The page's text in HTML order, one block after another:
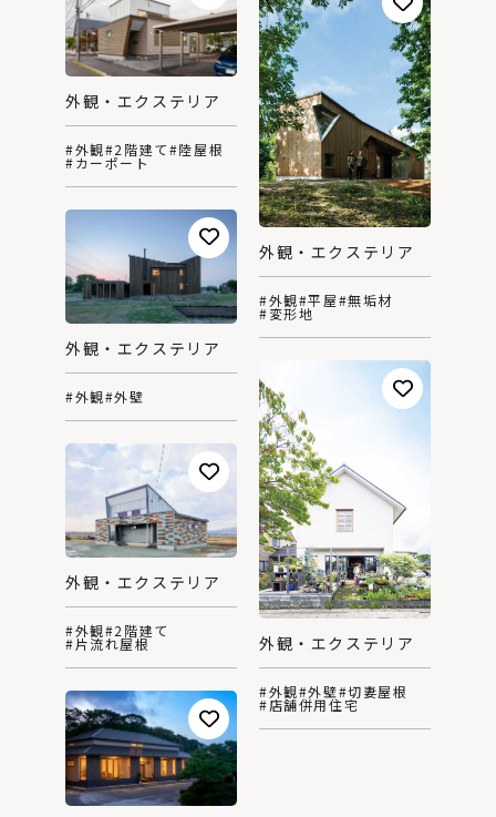
外観・エクステリア
#外観#2階建て#陸屋根
#カーポート
外観・エクステリア
#外観#平屋#無垢材
#変形地
外観・エクステリア
#外観#外壁
外観・エクステリア
#外観#外壁#切妻屋根
#店舗併用住宅
外観・エクステリア
#外観#2階建て
#片流れ屋根